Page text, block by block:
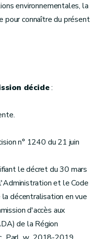
environnementales, la
pour connaître du présent
décide:
n° 1240 du 21 juin
le décret du 30 mars
et le Code
décentralisation en vue
d'accès aux
de la Région